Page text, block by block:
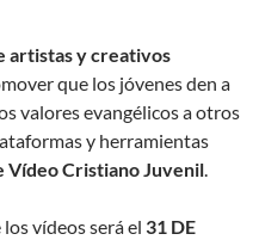
artistas y creativos
que los jóvenes den a
valores evangélicos a otros
y herramientas
Vídeo Cristiano Juvenil.
vídeos será el 31 DE